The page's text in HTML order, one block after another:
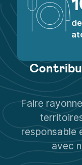
Faire
responsable